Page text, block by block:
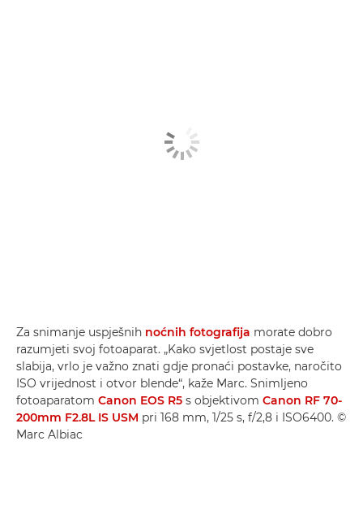
Za snimanje uspješnih noćnih fotografija morate dobro
razumjeti svoj fotoaparat. „Kako svjetlost postaje sve
slabija, vrlo je važno znati gdje pronaći postavke, naročito
ISO vrijednost i otvor blende“, kaže Marc. Snimljeno
fotoaparatom Canon EOS R5 s objektivom Canon RF 70-
200mm F2.8L IS USM pri 168 mm, 1/25 s, f/2,8 i ISO6400. ©
Marc Albiac